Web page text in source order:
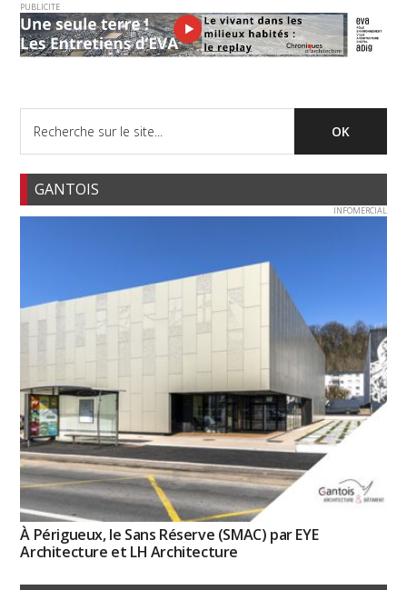
PUBLICITE
GANTOIS
INFOMERCIAL
À Périgueux, le Sans Réserve (SMAC) par EYE
Architecture et LH Architecture